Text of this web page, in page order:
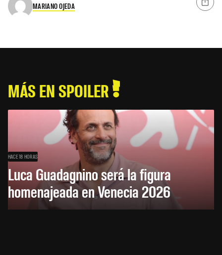
MARIANO OJEDA
MÁS EN SPOILER
HACE 18 HORAS
Luca Guadagnino será la figura
homenajeada en Venecia 2026